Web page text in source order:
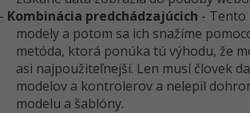
- Kombinácia predchádzajúcich - Tento
modely a potom sa ich snažíme
metóda, ktorá ponúka tú výhodu, že
asi najpoužiteľnejší. Len musí človek
modelov a kontrolerov a nelepil
modelu a šablóny.